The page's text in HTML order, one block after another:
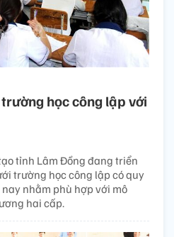
học công lập với
tỉnh Lâm Đồng đang triển
trường học công lập có quy
nhằm phù hợp với mô
hai cấp.